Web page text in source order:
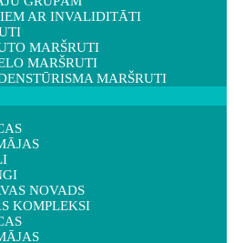
AR INVALIDITĀTI
MARŠRUTI
MARŠRUTI
MARŠRUTI
NOVADS
KOMPLEKSI